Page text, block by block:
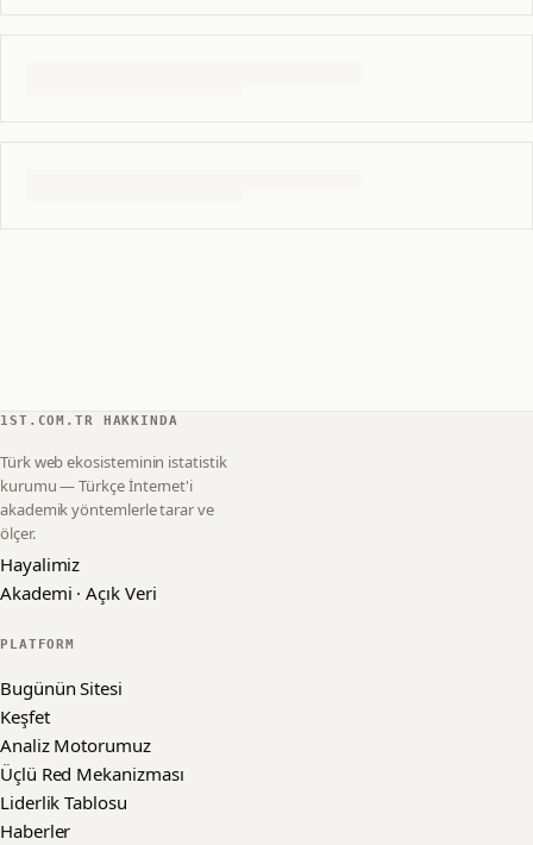
1ST.COM.TR HAKKINDA
Türk web ekosisteminin istatistik
kurumu — Türkçe İnternet'i
akademik yöntemlerle tarar ve
ölçer.
Hayalimiz
Akademi · Açık Veri
PLATFORM
Bugünün Sitesi
Keşfet
Analiz Motorumuz
Üçlü Red Mekanizması
Liderlik Tablosu
Haberler